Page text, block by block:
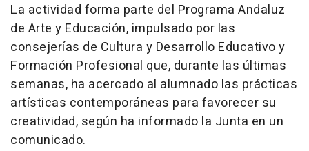
La actividad forma parte del Programa Andaluz
de Arte y Educación, impulsado por las
consejerías de Cultura y Desarrollo Educativo y
Formación Profesional que, durante las últimas
semanas, ha acercado al alumnado las prácticas
artísticas contemporáneas para favorecer su
creatividad, según ha informado la Junta en un
comunicado.